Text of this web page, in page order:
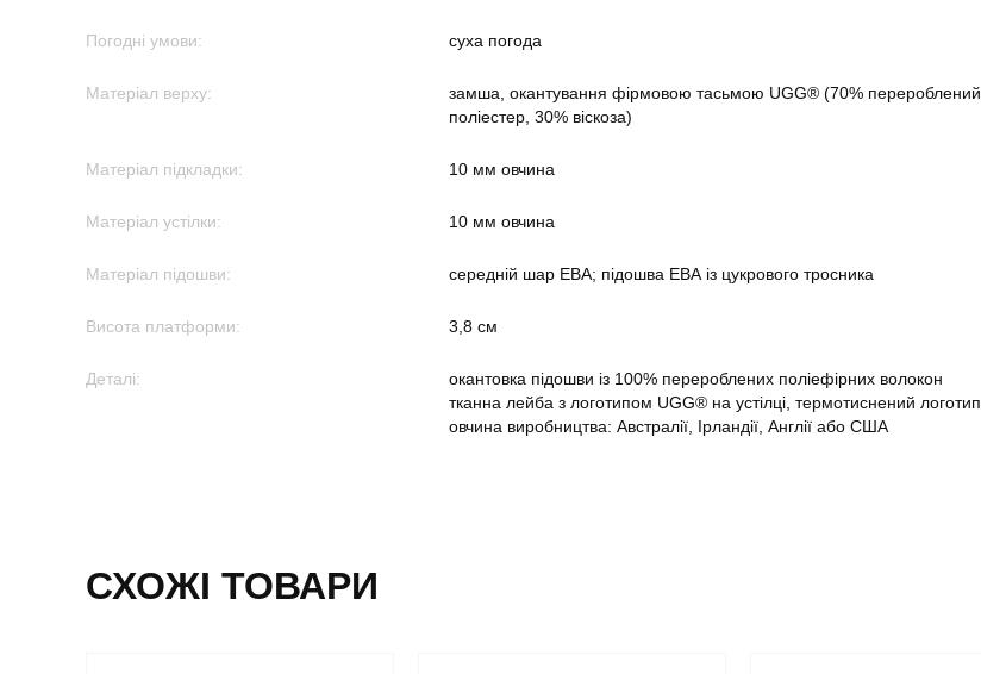
Погодні умови: суха погода
Матеріал верху:
замша, окантування фірмовою тасьмою UGG® (70% перероблений
поліестер, 30% віскоза)
Матеріал підкладки: 10 мм овчина
Матеріал устілки: 10 мм овчина
Матеріал підошви: середній шар ЕВА; підошва ЕВА із цукрового тросника
Висота платформи: 3,8 см
Деталі:
окантовка підошви із 100% перероблених поліефірних волокон
тканна лейба з логотипом UGG® на устілці, термотиснений логотип
овчина виробництва: Австралії, Ірландії, Англії або США
СХОЖІ ТОВАРИ